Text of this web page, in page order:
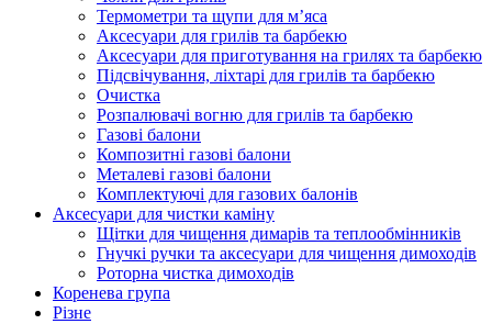
Термометри та щупи для м’яса
Аксесуари для грилів та барбекю
Аксесуари для приготування на грилях та барбекю
Підсвічування, ліхтарі для грилів та барбекю
Очистка
Розпалювачі вогню для грилів та барбекю
Газові балони
Композитні газові балони
Металеві газові балони
Комплектуючі для газових балонів
Аксесуари для чистки каміну
Щітки для чищення димарів та теплообмінників
Гнучкі ручки та аксесуари для чищення димоходів
Роторна чистка димоходів
Коренева група
Різне